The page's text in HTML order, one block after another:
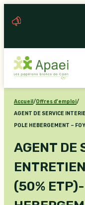
au
Accueil /Offres d’emploi/
AGENT DE SERVICE
POLE HEBERGEMENT –
AGENT DE
(50%